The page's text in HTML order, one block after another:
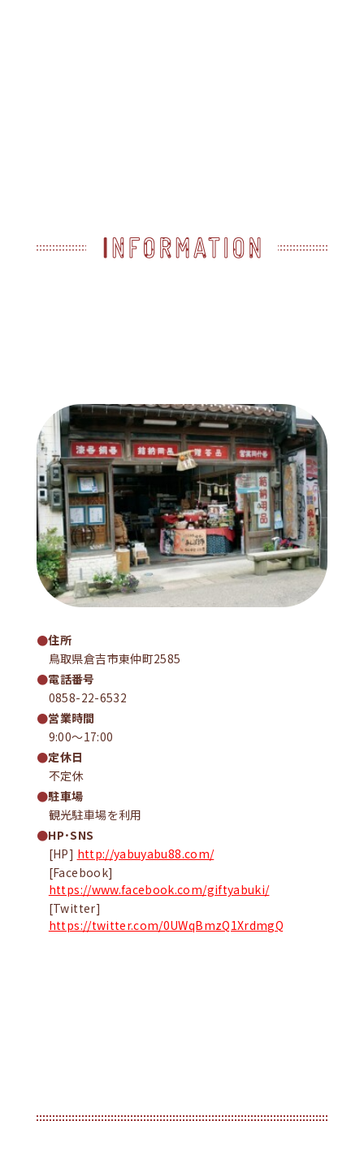
住所
鳥取県倉吉市東仲町2585
電話番号
0858-22-6532
営業時間
9:00〜17:00
定休日
不定休
駐車場
観光駐車場を利用
HP･SNS
[HP] http://yabuyabu88.com/
[Facebook]
https://www.facebook.com/giftyabuki/
[Twitter]
https://twitter.com/0UWqBmzQ1XrdmgQ